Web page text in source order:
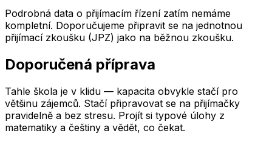
Podrobná data o přijímacím řízení zatím nemáme
kompletní. Doporučujeme připravit se na jednotnou
přijímací zkoušku (JPZ) jako na běžnou zkoušku.
Doporučená příprava
Tahle škola je v klidu — kapacita obvykle stačí pro
většinu zájemců. Stačí připravovat se na přijímačky
pravidelně a bez stresu. Projít si typové úlohy z
matematiky a češtiny a vědět, co čekat.